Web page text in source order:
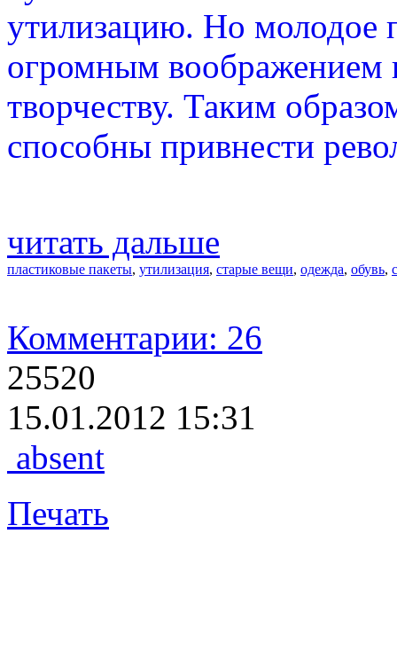
утилизацию. Но молодое
огромным воображением
творчеству. Таким
способны привнести
читать дальше
пластиковые пакеты, утилизация, старые вещи, одежда, обувь,
Комментарии: 26
25520
15.01.2012 15:31
absent
Печать